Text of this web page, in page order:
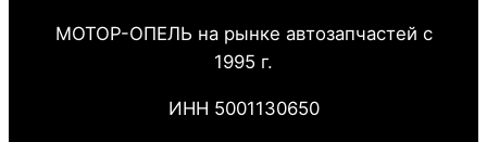
МОТОР-ОПЕЛЬ на рынке автозапчастей с
1995 г.
ИНН 5001130650